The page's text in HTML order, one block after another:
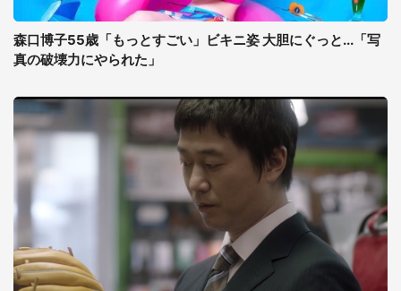
森口博子55歳「もっとすごい」ビキニ姿 大胆にぐっと...「写
真の破壊力にやられた」